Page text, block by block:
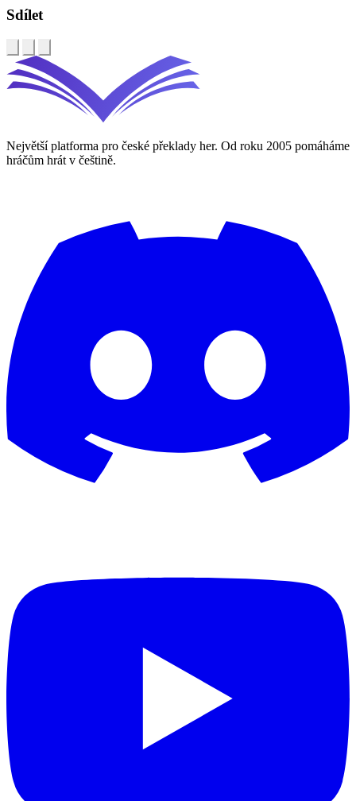
Sdílet
Největší platforma pro české překlady her. Od roku 2005 pomáháme
hráčům hrát v češtině.